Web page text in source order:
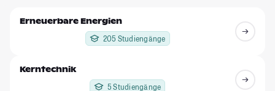
Erneuerbare Energien
205 Studiengänge
Kerntechnik
5 Studiengänge